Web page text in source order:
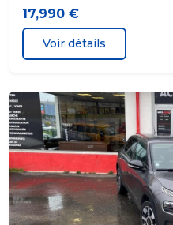
Ecran de divertissement
Essuie-glaces à capteur
Feux à LED clignotants.
arrières
Frein à main électrique
17,990 €
Voir détails